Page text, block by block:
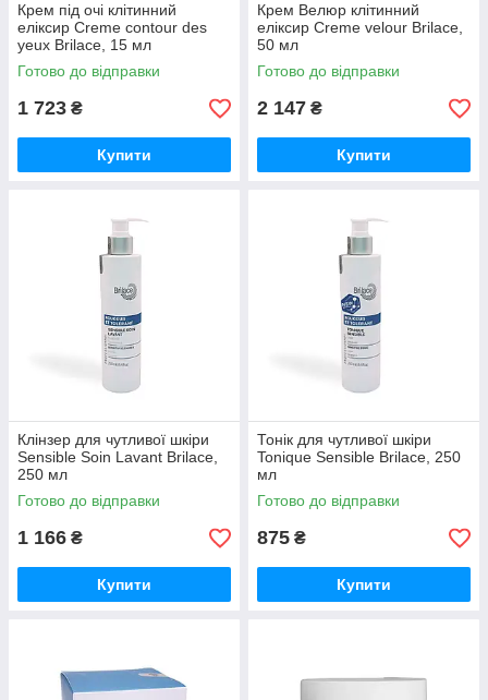
Крем під очі клітинний
еліксир Creme contour des
yeux Brilace, 15 мл
Готово до відправки
1 723 ₴
Купити
Крем Велюр клітинний
еліксир Creme velour Brilace,
50 мл
Готово до відправки
2 147 ₴
Купити
Клінзер для чутливої шкіри
Sensible Soin Lavant Brilace,
250 мл
Готово до відправки
1 166 ₴
Купити
Тонік для чутливої шкіри
Tonique Sensible Brilace, 250
мл
Готово до відправки
875 ₴
Купити